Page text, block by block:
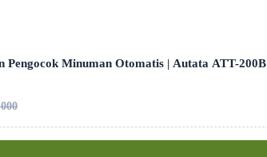
Pengocok Minuman Otomatis | Autata ATT-200B